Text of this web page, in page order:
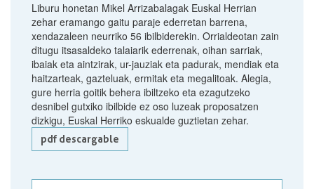
Liburu honetan Mikel Arrizabalagak Euskal Herrian
zehar eramango gaitu paraje ederretan barrena,
xendazaleen neurriko 56 ibilbiderekin. Orrialdeotan zain
ditugu itsasaldeko talaiarik ederrenak, oihan sarriak,
ibaiak eta aintzirak, ur-jauziak eta padurak, mendiak eta
haitzarteak, gazteluak, ermitak eta megalitoak. Alegia,
gure herria goitik behera ibiltzeko eta ezagutzeko
desnibel gutxiko ibilbide ez oso luzeak proposatzen
dizkigu, Euskal Herriko eskualde guztietan zehar.
pdf descargable